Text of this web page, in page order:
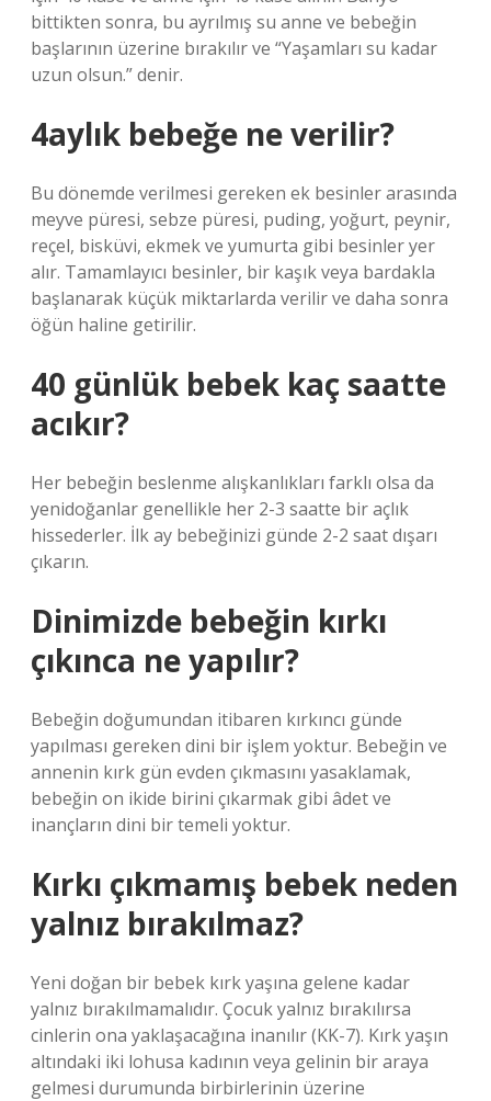
bittikten sonra, bu ayrılmış su anne ve bebeğin
başlarının üzerine bırakılır ve “Yaşamları su kadar
uzun olsun.” denir.
4aylık bebeğe ne verilir?
Bu dönemde verilmesi gereken ek besinler arasında
meyve püresi, sebze püresi, puding, yoğurt, peynir,
reçel, bisküvi, ekmek ve yumurta gibi besinler yer
alır. Tamamlayıcı besinler, bir kaşık veya bardakla
başlanarak küçük miktarlarda verilir ve daha sonra
öğün haline getirilir.
40 günlük bebek kaç saatte
acıkır?
Her bebeğin beslenme alışkanlıkları farklı olsa da
yenidoğanlar genellikle her 2-3 saatte bir açlık
hissederler. İlk ay bebeğinizi günde 2-2 saat dışarı
çıkarın.
Dinimizde bebeğin kırkı
çıkınca ne yapılır?
Bebeğin doğumundan itibaren kırkıncı günde
yapılması gereken dini bir işlem yoktur. Bebeğin ve
annenin kırk gün evden çıkmasını yasaklamak,
bebeğin on ikide birini çıkarmak gibi âdet ve
inançların dini bir temeli yoktur.
Kırkı çıkmamış bebek neden
yalnız bırakılmaz?
Yeni doğan bir bebek kırk yaşına gelene kadar
yalnız bırakılmamalıdır. Çocuk yalnız bırakılırsa
cinlerin ona yaklaşacağına inanılır (KK-7). Kırk yaşın
altındaki iki lohusa kadının veya gelinin bir araya
gelmesi durumunda birbirlerinin üzerine